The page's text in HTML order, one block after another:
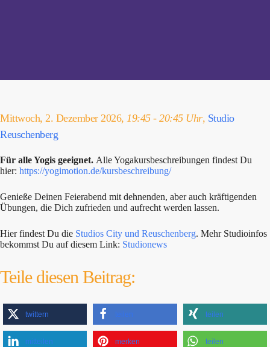
Mittwoch, 2. Dezember 2026, 19:45 - 20:45 Uhr, Studio
Reuschenberg
Für alle Yogis geeignet. Alle Yogakursbeschreibungen findest Du
hier: https://yogimotion.de/kursbeschreibung/
Genieße Deinen Feierabend mit dehnenden, aber auch kräftigenden
Übungen, die Dich zufrieden und aufrecht werden lassen.
Hier findest Du die Studios City und Reuschenberg. Mehr Studioinfos
bekommst Du auf diesem Link: Studionews
Teile diesen Beitrag:
twittern teilen teilen
mitteilen merken teilen